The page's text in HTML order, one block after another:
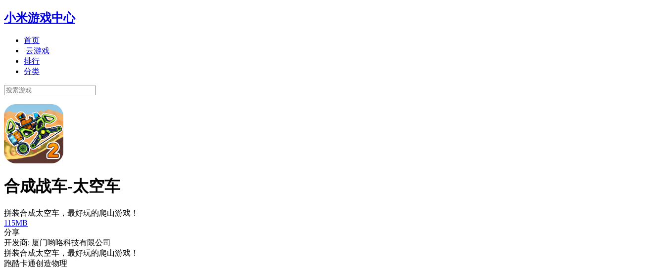
小米游戏中心
首页
云游戏
排行
分类
合成战车-太空车
拼装合成太空车，最好玩的爬山游戏！
115MB
分享
开发商: 厦门哟咯科技有限公司
拼装合成太空车，最好玩的爬山游戏！
跑酷卡通创造物理